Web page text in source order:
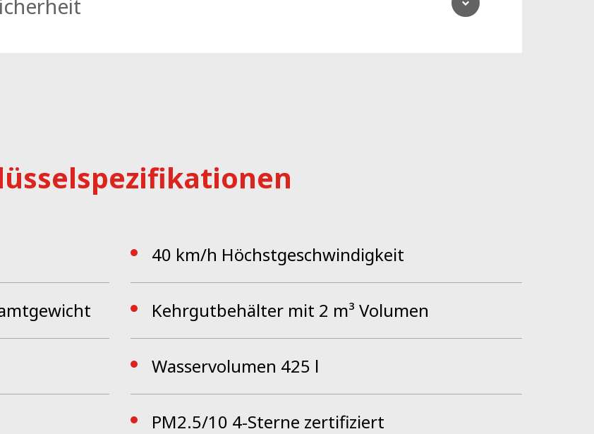
grössten Flächen alles effizient und kostengünstig reinigen.
40 km/h Höchstgeschwindigkeit
Kehrgutbehälter mit 2 m³ Volumen
Wasservolumen 425 l
PM2.5/10 4-Sterne zertifiziert